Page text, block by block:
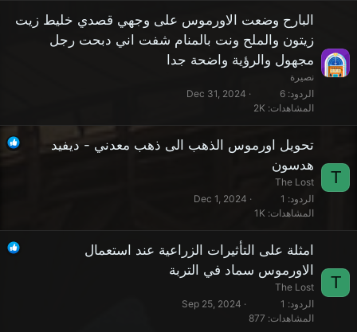
البارح وضعت الاورموس على وجهي قصدي خليط زيت
زيتون والملح ونت بالمنام شفت اني دبحت رجل
مجهول والرؤية واضحة جدا
نصيرة
الردود 6
المشاهدات 2K
Dec 31, 2024
T
تحويل اورموس الذهب الى ذهب معدني - ديفيد
هدسون
The Lost
الردود 1
المشاهدات 1K
Dec 1, 2024
T
امثلة على التأثيرات الزراعية عند استعمال
الاورموس سماد في التربة
The Lost
الردود 1
المشاهدات 877
Sep 25, 2024